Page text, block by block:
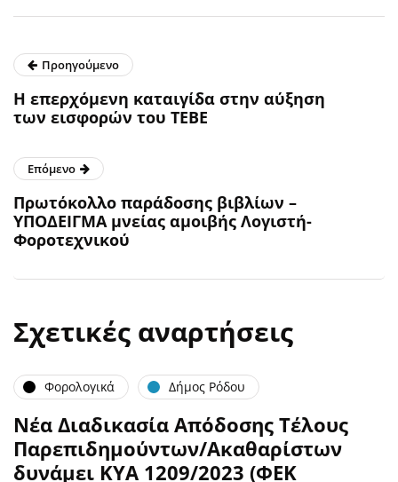
Προηγούμενο
H επερχόμενη καταιγίδα στην αύξηση
των εισφορών του ΤΕΒΕ
Επόμενο
Πρωτόκολλο παράδοσης βιβλίων –
ΥΠΟΔΕΙΓΜΑ μνείας αμοιβής Λογιστή-
Φοροτεχνικού
Σχετικές αναρτήσεις
Φορολογικά Δήμος Ρόδου
Νέα Διαδικασία Απόδοσης Τέλους
Παρεπιδημούντων/Ακαθαρίστων
δυνάμει ΚΥΑ 1209/2023 (ΦΕΚ